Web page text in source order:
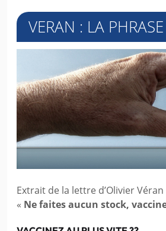
VERAN : LA
Extrait de la lettre d’Olivier
« Ne faites aucun stock,